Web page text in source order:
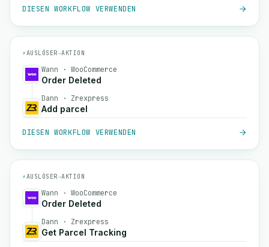
DIESEN WORKFLOW VERWENDEN
⚡AUSLÖSER→AKTION
Wann · WooCommerce
Order Deleted
Dann · Zrexpress
Add parcel
DIESEN WORKFLOW VERWENDEN
⚡AUSLÖSER→AKTION
Wann · WooCommerce
Order Deleted
Dann · Zrexpress
Get Parcel Tracking